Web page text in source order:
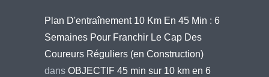
Plan D'entraînement 10 Km En 45 Min : 6
Semaines Pour Franchir Le Cap Des
Coureurs Réguliers (en Construction)
dans OBJECTIF 45 min sur 10 km en 6